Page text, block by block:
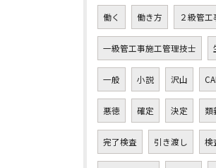
働く 働き方 ２級管
一級管工事施工管理技士
一般 小説 沢山
悪徳 確定 決定 類
完了検査 引き渡し 検